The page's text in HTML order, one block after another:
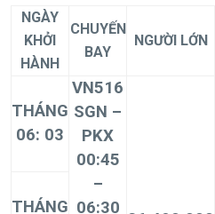
NGÀY
KHỞI
HÀNH
CHUYẾN
BAY
NGƯỜI LỚN
THÁNG
06: 03
VN516
SGN –
PKX
00:45
–
06:30
THÁNG